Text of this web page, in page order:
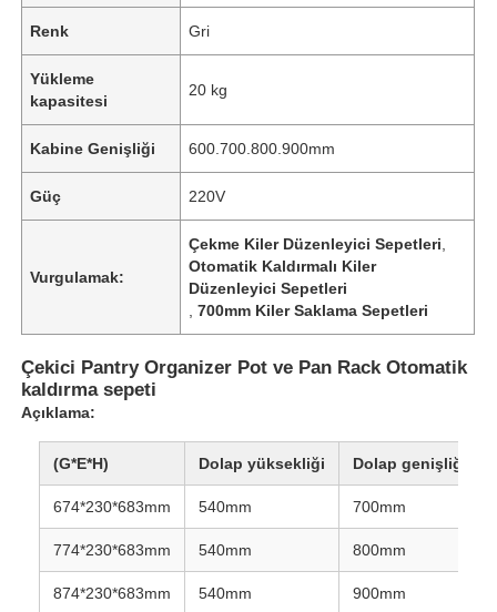
Renk Gri
Yükleme
kapasitesi
20 kg
Kabine Genişliği 600.700.800.900mm
Güç 220V
Vurgulamak:
Çekme Kiler Düzenleyici Sepetleri
Otomatik Kaldırmalı Kiler
Düzenleyici Sepetleri
,700mm Kiler Saklama Sepetleri
Çekici Pantry Organizer Pot ve Pan Rack Otomatik
kaldırma sepeti
Açıklama:
(G*E*H) Dolap yüksekliği Dolap genişliği
674*230*683mm 540mm 700mm
774*230*683mm 540mm 800mm
874*230*683mm 540mm 900mm